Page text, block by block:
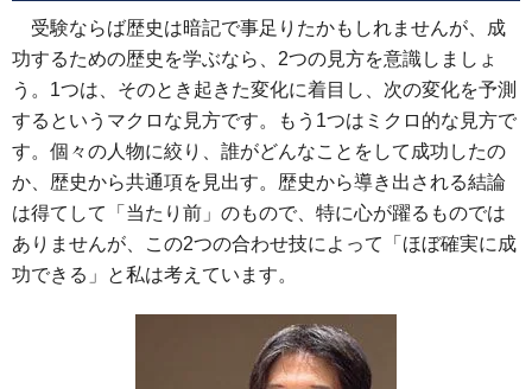
受験ならば歴史は暗記で事足りたかもしれませんが、成
功するための歴史を学ぶなら、2つの見方を意識しましょ
う。1つは、そのとき起きた変化に着目し、次の変化を予測
するというマクロな見方です。もう1つはミクロ的な見方で
す。個々の人物に絞り、誰がどんなことをして成功したの
か、歴史から共通項を見出す。歴史から導き出される結論
は得てして「当たり前」のもので、特に心が躍るものでは
ありませんが、この2つの合わせ技によって「ほぼ確実に成
功できる」と私は考えています。